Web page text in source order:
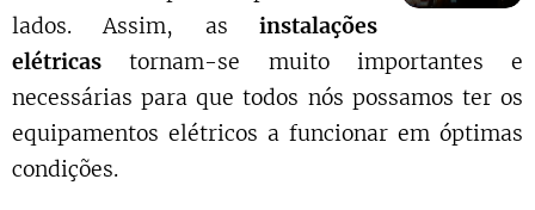
lados. Assim, as instalações
elétricas tornam-se muito importantes e
necessárias para que todos nós possamos ter os
equipamentos elétricos a funcionar em óptimas
condições.